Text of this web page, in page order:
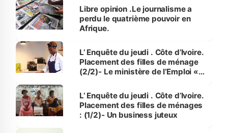
Libre opinion .Le journalisme a
perdu le quatrième pouvoir en
Afrique.
L’ Enquête du jeudi . Côte d’Ivoire.
Placement des filles de ménage
(2/2)- Le ministère de l’Emploi «
encadrer le travail domestique »
L’ Enquête du jeudi . Côte d’Ivoire.
Placement des filles de ménages
: (1/2)- Un business juteux